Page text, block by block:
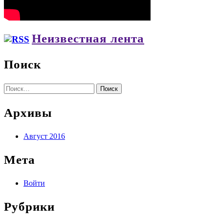
Неизвестная лента
Поиск
Найти:
Архивы
Август 2016
Мета
Войти
Рубрики